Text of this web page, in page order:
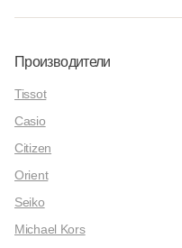
Производители
Tissot
Casio
Citizen
Orient
Seiko
Michael Kors